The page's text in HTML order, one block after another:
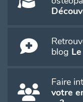
blog
Faire
votre